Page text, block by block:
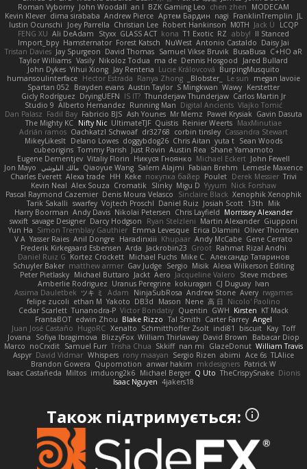
Roman Vyborny John Woodall an l BZK Gaming Leo chen zhen
MODECAM
Kevin Klever dima sirababa Andrew Pierce Артем Бардин nagi FranklinTremplin JL
Iustin Ocunschi
Joey Parrella Christian Lee Robert Hankinson M0TH Jack Ü
LCQP
FENG XU Ali DeAdam Styxx GLASS ACT kona T1 Exotic RZ abby! ll Stanced
Import_bpy Hamsternator Forest Katsch NuWest Antonio Castaldo Daisy Jai
Tristan Davies Jay Spurgeon David Thomas Samuel Vikse Bruvik BusaBusa C+HO aR
Taylor Williams Vasily Nikoloz Todua ma de Dennis Hosgood
Jared Bullard
John Dykes Yihui Xiong Jay Renteria Lucie Královcová BurpingMusquito
humansoulinterface Hector Estrada Ranya Zhong _Blobster_ Le sun
megan lavoie
Spartan 052 Brayden evans Austin Taylor S Mingkwan Wawy Kerstetter
Gicly Rodríguez DryingUEFN IS IT? Thunderjaw Thunderjaw Carlos Martin Jr
Studio 9 Alberto Hernandez Running Man Digital Ancients Vlajko Tomić
Dan Palasz Fadil Bay Fabricio BJS Ash Younes Mr Memz Paweł Krysiak Gavin Dasuta
The Mighty KC Nifty Nic UltimateTJF Quistis Reinier Weerts MaxMinutiae
Adrián ramos Oachkatzl Schwoaf dr32768 corbin tinsley Cassandra Stewart
MikeyLikesIt Delano Lowes doggybdog26 Chris Aitan yuta t Sean Woods
cubeorigins Tommy Parish Just Rovin Austin Rea Shane Yamamoto
Eugene Dementjev Vitaliy Florin Никуся Гноянко Michael Eckert John Fewell
Jon Mayo مالك البلوشي Qiaoyue Wang Salem Alajmi Fabian Brehm
Lemesle Maxence
Charles Everett Alexa trade HH Keke покупка байер Poulet Derek Messier Trivi
Kevin Neal Alex Souza Cromatik Slinky Migu D Yyyum Nick Forshaw
Pascal Raymond Cazemier Denis Moura Velasco Sinclaire Black Xenophik Xenophik
Tarik Sakalli swarfey Vojtech Proschl Daniel Ruiz Josiah Scott 13th
Mik
Harry Boorman Andy Davis Nikolai Petersen Chris Layfield Morrissey Alexander
swxift savage Designer Darcy Hodgson Ryan Stelzleni Martin Alexander Giupponi
Yun Ha Simon Tremblay Gauthier Emma Levesque Erica Dlamini Oliver Thomsen
V A Yasser Raies Anil Dongre Haradinxiii Khupaar Andy McCabe Gene Cerrato
Frederik Kirkegaard Esbensen Arda Jackrobin23 Groot Rahmat Rizal Andhi
Daniel Ruiz G Kortez Crockett Michael Fuchs Mike C. Александр Татаринов
Schuyler Baker matthew armer Gav Judge Sergio Misik Alexa Wilkerson Editing
Peter Pietlasky Michael Buttaro Jackt Aero Jacqueline Valero
Steve mcbees
Amberlie Rodriguez Uranus Peregrine kokuragari CJ Duguay Ivan
Assima Dauletbek ツキ ミ Adam NinjaSubRosa Andrew Stone Avery rwgames
felipe zucoli ethan M Yakoto DB3d Mason Nene 高 日 Nicolo' Paolino
Cedar Scarlett Tunanodra-P Victor Bondatiy Quentin GWH Kirsten KT Mack
FrantaBOT edwin Zhou Blake Rizzo Tal Smith Carter Farrey Angel
Juan José Castaño HugoRC Xenalto Schmitthoffer Zsolt indi81 biscuit Kay Toff
Jovana
Sofiya Ibragimova BlizzyFox William Thirlaway David Brown
Babacar Diop
Marco noCrxdit Samuel Furr Trisha Chua Skkiff nan mi GlazeDonut William Travis
Aspyr David Vidmar Whispers rony maayan Sergio Rizen abimi Ace 6s TLAlice
Brandon Gowera Qupomotion anwar hakim mkdesigners Patrick W
Isaac Castañeda Miltos imduong2k6 Michael Berger Q Uto TheCrispySnake Dionis
Isaac Nguyen 4jakers18
Також підтримується: